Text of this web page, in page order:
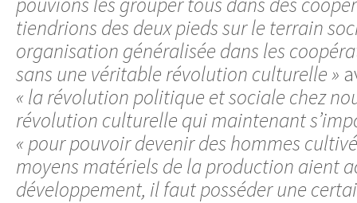
tiendrions des deux pieds sur le terrain
organisation généralisée dans les
sans une véritable révolution culturelle »
« la révolution politique et sociale chez
révolution culturelle qui maintenant
« pour pouvoir devenir des hommes
moyens matériels de la production aient
développement, il faut posséder une